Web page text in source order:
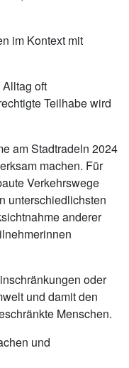
im Kontext mit
oft
Teilhabe wird
am Stadtradeln 2024
machen. Für
Verkehrswege
unterschiedlichsten
anderer
oder
und damit den
Menschen.
und